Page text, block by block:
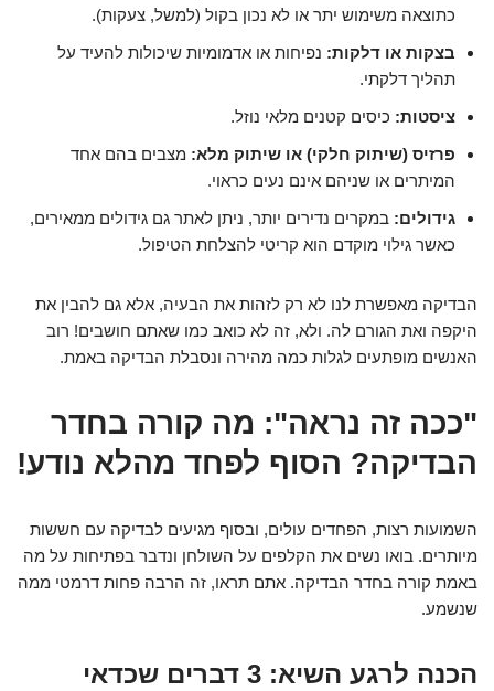
כתוצאה משימוש יתר או לא נכון בקול (למשל, צעקות).
בצקות או דלקות: נפיחות או אדמומיות שיכולות להעיד על
תהליך דלקתי.
ציסטות: כיסים קטנים מלאי נוזל.
פרזיס (שיתוק חלקי) או שיתוק מלא: מצבים בהם אחד
המיתרים או שניהם אינם נעים כראוי.
גידולים: במקרים נדירים יותר, ניתן לאתר גם גידולים ממאירים,
כאשר גילוי מוקדם הוא קריטי להצלחת הטיפול.
הבדיקה מאפשרת לנו לא רק לזהות את הבעיה, אלא גם להבין את
היקפה ואת הגורם לה. ולא, זה לא כואב כמו שאתם חושבים! רוב
האנשים מופתעים לגלות כמה מהירה ונסבלת הבדיקה באמת.
"ככה זה נראה": מה קורה בחדר
הבדיקה? הסוף לפחד מהלא נודע!
השמועות רצות, הפחדים עולים, ובסוף מגיעים לבדיקה עם חששות
מיותרים. בואו נשים את הקלפים על השולחן ונדבר בפתיחות על מה
באמת קורה בחדר הבדיקה. אתם תראו, זה הרבה פחות דרמטי ממה
שנשמע.
הכנה לרגע השיא: 3 דברים שכדאי